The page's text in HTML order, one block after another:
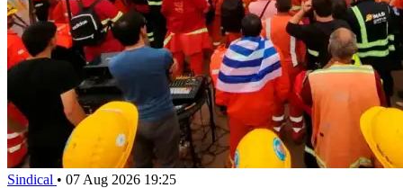
Sindical • 07 Aug 2026 19:25